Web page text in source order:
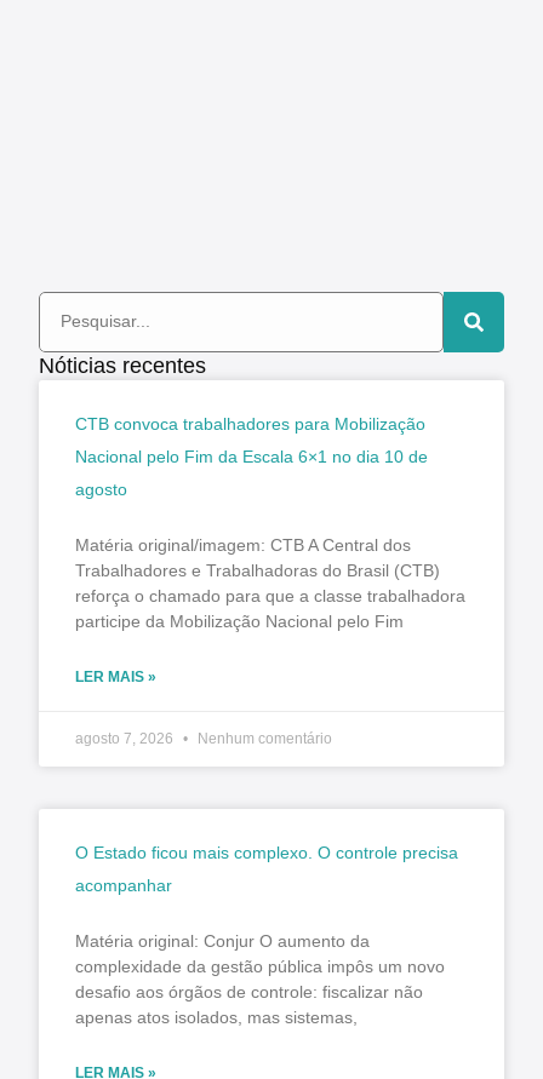
Nóticias recentes
CTB convoca trabalhadores para Mobilização
Nacional pelo Fim da Escala 6×1 no dia 10 de
agosto
Matéria original/imagem: CTB A Central dos
Trabalhadores e Trabalhadoras do Brasil (CTB)
reforça o chamado para que a classe trabalhadora
participe da Mobilização Nacional pelo Fim
LER MAIS »
agosto 7, 2026 Nenhum comentário
O Estado ficou mais complexo. O controle precisa
acompanhar
Matéria original: Conjur O aumento da
complexidade da gestão pública impôs um novo
desafio aos órgãos de controle: fiscalizar não
apenas atos isolados, mas sistemas,
LER MAIS »